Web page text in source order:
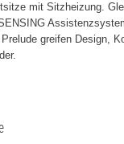
mit Sitzheizung.
greifen Design,